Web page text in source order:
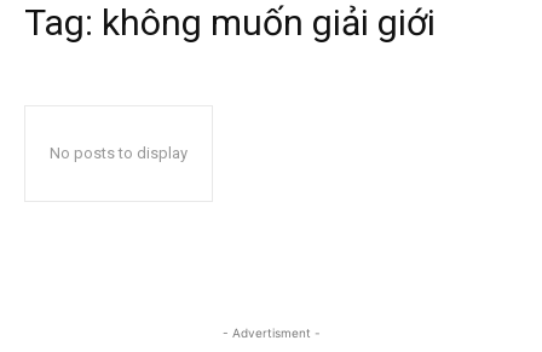
Tag: không muốn giải giới
No posts to display
- Advertisment -